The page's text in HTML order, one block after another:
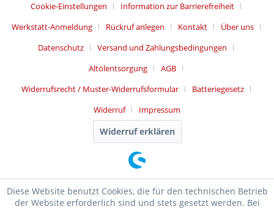
Cookie-Einstellungen
Information zur Barrierefreiheit
Werkstatt-Anmeldung
Rückruf anlegen Kontakt
Über uns
Datenschutz
Versand und Zahlungsbedingungen
Altölentsorgung
AGB
Widerrufsrecht / Muster-Widerrufsformular
Batteriegesetz
Widerruf
Impressum
Widerruf erklären
Diese Website benutzt Cookies, die für den technischen Betrieb
der Website erforderlich sind und stets gesetzt werden. Bei